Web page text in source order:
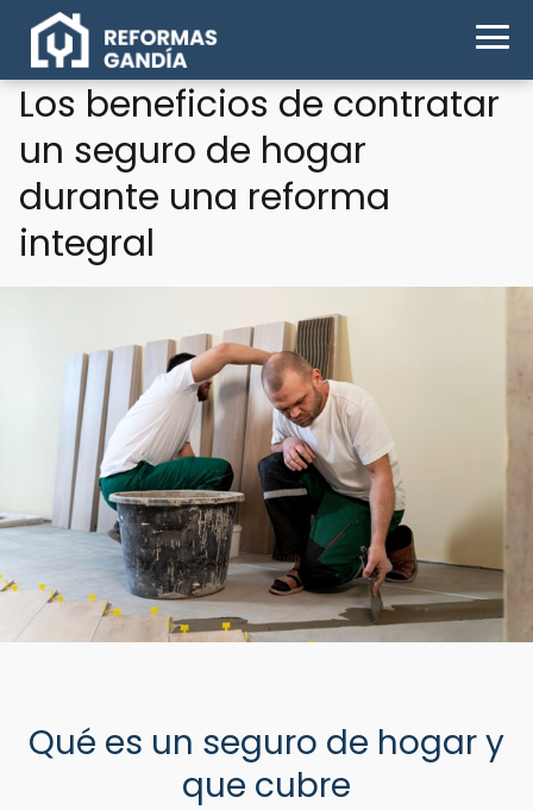
Los beneficios de contratar
un seguro de hogar
durante una reforma
integral
Qué es un seguro de hogar y
que cubre